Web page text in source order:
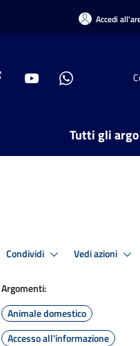
Accedi
Tutti gli
Condividi Vedi azioni
Argomenti:
Animale domestico
Accesso all'informazione